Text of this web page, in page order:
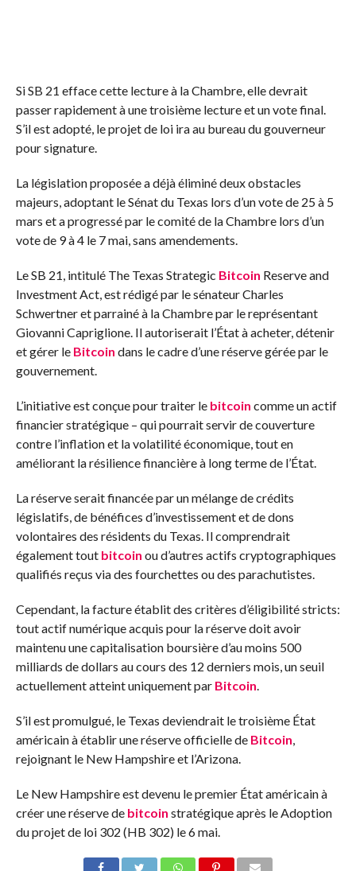
Si SB 21 efface cette lecture à la Chambre, elle devrait
passer rapidement à une troisième lecture et un vote final.
S’il est adopté, le projet de loi ira au bureau du gouverneur
pour signature.
La législation proposée a déjà éliminé deux obstacles
majeurs, adoptant le Sénat du Texas lors d’un vote de 25 à 5
mars et a progressé par le comité de la Chambre lors d’un
vote de 9 à 4 le 7 mai, sans amendements.
Le SB 21, intitulé The Texas Strategic Bitcoin Reserve and
Investment Act, est rédigé par le sénateur Charles
Schwertner et parrainé à la Chambre par le représentant
Giovanni Capriglione. Il autoriserait l’État à acheter, détenir
et gérer le Bitcoin dans le cadre d’une réserve gérée par le
gouvernement.
L’initiative est conçue pour traiter le bitcoin comme un actif
financier stratégique – qui pourrait servir de couverture
contre l’inflation et la volatilité économique, tout en
améliorant la résilience financière à long terme de l’État.
La réserve serait financée par un mélange de crédits
législatifs, de bénéfices d’investissement et de dons
volontaires des résidents du Texas. Il comprendrait
également tout bitcoin ou d’autres actifs cryptographiques
qualifiés reçus via des fourchettes ou des parachutistes.
Cependant, la facture établit des critères d’éligibilité stricts:
tout actif numérique acquis pour la réserve doit avoir
maintenu une capitalisation boursière d’au moins 500
milliards de dollars au cours des 12 derniers mois, un seuil
actuellement atteint uniquement par Bitcoin.
S’il est promulgué, le Texas deviendrait le troisième État
américain à établir une réserve officielle de Bitcoin,
rejoignant le New Hampshire et l’Arizona.
Le New Hampshire est devenu le premier État américain à
créer une réserve de bitcoin stratégique après leAdoption
du projet de loi 302 (HB 302) le 6 mai.